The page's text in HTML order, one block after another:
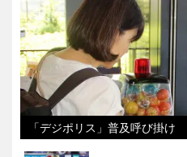
「デジポリス」普及呼び掛け